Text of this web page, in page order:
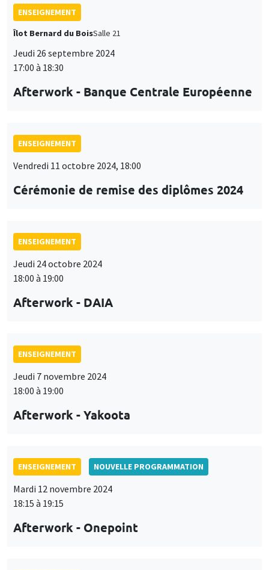
ENSEIGNEMENT
Îlot Bernard du BoisSalle 21
Jeudi 26 septembre 2024
17:00 à 18:30
Afterwork - Banque Centrale Européenne
ENSEIGNEMENT
Vendredi 11 octobre 2024, 18:00
Cérémonie de remise des diplômes 2024
ENSEIGNEMENT
Jeudi 24 octobre 2024
18:00 à 19:00
Afterwork - DAIA
ENSEIGNEMENT
Jeudi 7 novembre 2024
18:00 à 19:00
Afterwork - Yakoota
ENSEIGNEMENT NOUVELLE PROGRAMMATION
Mardi 12 novembre 2024
18:15 à 19:15
Afterwork - Onepoint